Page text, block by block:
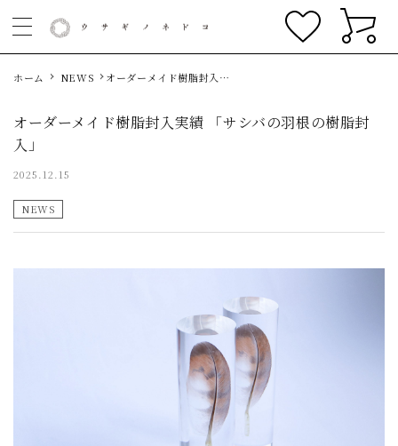
ホーム NEWS
オーダーメイド樹脂封入実
オーダーメイド樹脂封入実績 「サシバの羽根の樹脂封
入」
2025.12.15
NEWS